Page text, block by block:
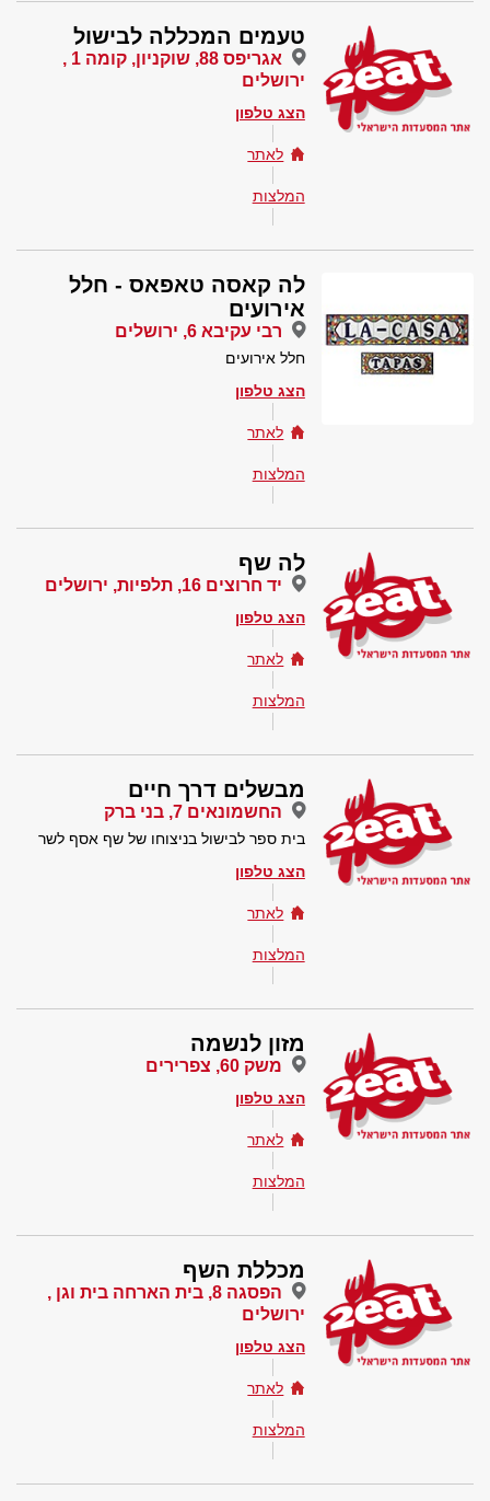
טעמים המכללה לבישול
אגריפס 88, שוקניון, קומה 1 ,
ירושלים
הצג טלפון
לאתר
המלצות
לה קאסה טאפאס - חלל
אירועים
רבי עקיבא 6, ירושלים
חלל אירועים
הצג טלפון
לאתר
המלצות
לה שף
יד חרוצים 16, תלפיות, ירושלים
הצג טלפון
לאתר
המלצות
מבשלים דרך חיים
החשמונאים 7, בני ברק
בית ספר לבישול בניצוחו של שף אסף לשר
הצג טלפון
לאתר
המלצות
מזון לנשמה
משק 60, צפרירים
הצג טלפון
לאתר
המלצות
מכללת השף
הפסגה 8, בית הארחה בית וגן ,
ירושלים
הצג טלפון
לאתר
המלצות